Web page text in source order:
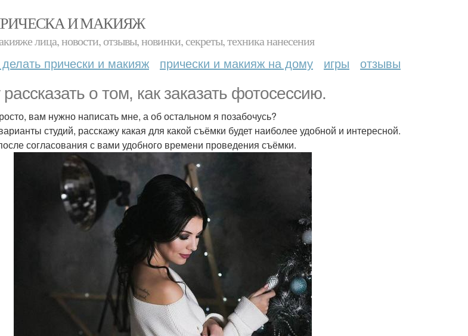
И МАКИЯЖ
лица, новости, отзывы, новинки, секреты, техника нанесения
делать прически и макияж прически и макияж на дому игры отзывы
о том, как заказать фотосессию.
вам нужно написать мне, а об остальном я позабочусь?
студий, расскажу какая для какой съёмки будет наиболее удобной и интересной.
согласования с вами удобного времени проведения съёмки.